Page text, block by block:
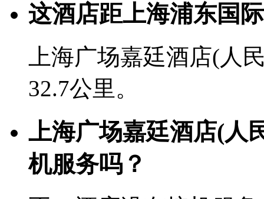
这酒店距上海浦东国
上海广场嘉廷酒店(人
32.7公里。
上海广场嘉廷酒店(人
机服务吗？